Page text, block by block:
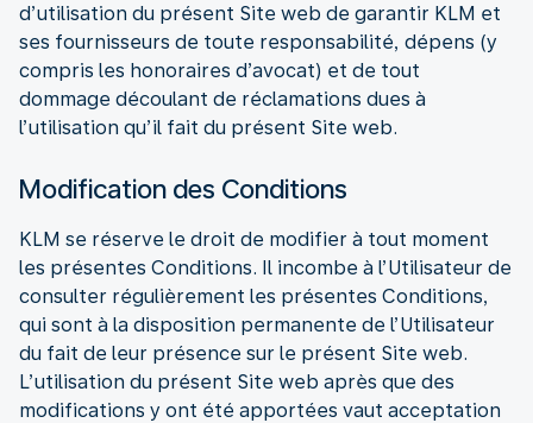
d’utilisation du présent Site web de garantir KLM et
ses fournisseurs de toute responsabilité, dépens (y
compris les honoraires d’avocat) et de tout
dommage découlant de réclamations dues à
l’utilisation qu’il fait du présent Site web.
Modification des Conditions
KLM se réserve le droit de modifier à tout moment
les présentes Conditions. Il incombe à l’Utilisateur de
consulter régulièrement les présentes Conditions,
qui sont à la disposition permanente de l’Utilisateur
du fait de leur présence sur le présent Site web.
L’utilisation du présent Site web après que des
modifications y ont été apportées vaut acceptation